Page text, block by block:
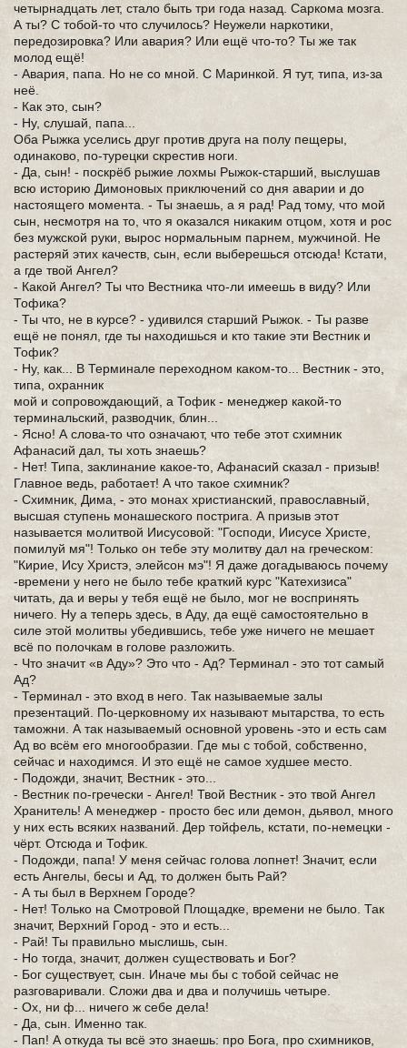
четырнадцать лет, стало быть три года назад. Саркома мозга.
А ты? С тобой-то что случилось? Неужели наркотики,
передозировка? Или авария? Или ещё что-то? Ты же так
молод ещё!
- Авария, папа. Но не со мной. С Маринкой. Я тут, типа, из-за
неё.
- Как это, сын?
- Ну, слушай, папа...
Оба Рыжка уселись друг против друга на полу пещеры,
одинаково, по-турецки скрестив ноги.
- Да, сын! - поскрёб рыжие лохмы Рыжок-старший, выслушав
всю историю Димоновых приключений со дня аварии и до
настоящего момента. - Ты знаешь, а я рад! Рад тому, что мой
сын, несмотря на то, что я оказался никаким отцом, хотя и рос
без мужской руки, вырос нормальным парнем, мужчиной. Не
растеряй этих качеств, сын, если выберешься отсюда! Кстати,
а где твой Ангел?
- Какой Ангел? Ты что Вестника что-ли имеешь в виду? Или
Тофика?
- Ты что, не в курсе? - удивился старший Рыжок. - Ты разве
ещё не понял, где ты находишься и кто такие эти Вестник и
Тофик?
- Ну, как... В Терминале переходном каком-то... Вестник - это,
типа, охранник
мой и сопровождающий, а Тофик - менеджер какой-то
терминальский, разводчик, блин...
- Ясно! А слова-то что означают, что тебе этот схимник
Афанасий дал, ты хоть знаешь?
- Нет! Типа, заклинание какое-то, Афанасий сказал - призыв!
Главное ведь, работает! А что такое схимник?
- Схимник, Дима, - это монах христианский, православный,
высшая ступень монашеского пострига. А призыв этот
называется молитвой Иисусовой: "Господи, Иисусе Христе,
помилуй мя"! Только он тебе эту молитву дал на греческом:
"Кирие, Ису Христэ, элейсон мэ"! Я даже догадываюсь почему
-времени у него не было тебе краткий курс "Катехизиса"
читать, да и веры у тебя ещё не было, мог не воспринять
ничего. Ну а теперь здесь, в Аду, да ещё самостоятельно в
силе этой молитвы убедившись, тебе уже ничего не мешает
всё по полочкам в голове разложить.
- Что значит «в Аду»? Это что - Ад? Терминал - это тот самый
Ад?
- Терминал - это вход в него. Так называемые залы
презентаций. По-церковному их называют мытарства, то есть
таможни. А так называемый основной уровень -это и есть сам
Ад во всём его многообразии. Где мы с тобой, собственно,
сейчас и находимся. И это ещё не самое худшее место.
- Подожди, значит, Вестник - это...
- Вестник по-гречески - Ангел! Твой Вестник - это твой Ангел
Хранитель! А менеджер - просто бес или демон, дьявол, много
у них есть всяких названий. Дер тойфель, кстати, по-немецки -
чёрт. Отсюда и Тофик.
- Подожди, папа! У меня сейчас голова лопнет! Значит, если
есть Ангелы, бесы и Ад, то должен быть Рай?
- А ты был в Верхнем Городе?
- Нет! Только на Смотровой Площадке, времени не было. Так
значит, Верхний Город - это и есть...
- Рай! Ты правильно мыслишь, сын.
- Но тогда, значит, должен существовать и Бог?
- Бог существует, сын. Иначе мы бы с тобой сейчас не
разговаривали. Сложи два и два и получишь четыре.
- Ох, ни ф... ничего ж себе дела!
- Да, сын. Именно так.
- Пап! А откуда ты всё это знаешь: про Бога, про схимников,